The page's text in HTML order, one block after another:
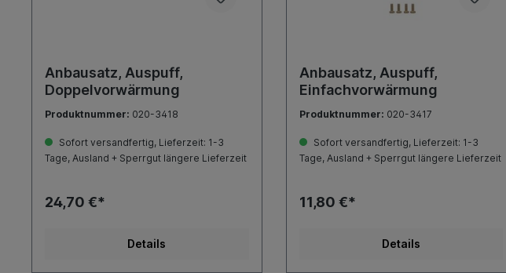
Anbausatz, Auspuff,
Doppelvorwärmung
Produktnummer: 020-3418
Sofort versandfertig, Lieferzeit: 1-3
Tage, Ausland + Sperrgut längere Lieferzeit
24,70 €*
Details
Anbausatz, Auspuff,
Einfachvorwärmung
Produktnummer: 020-3417
Sofort versandfertig, Lieferzeit: 1-3
Tage, Ausland + Sperrgut längere Lieferzeit
11,80 €*
Details